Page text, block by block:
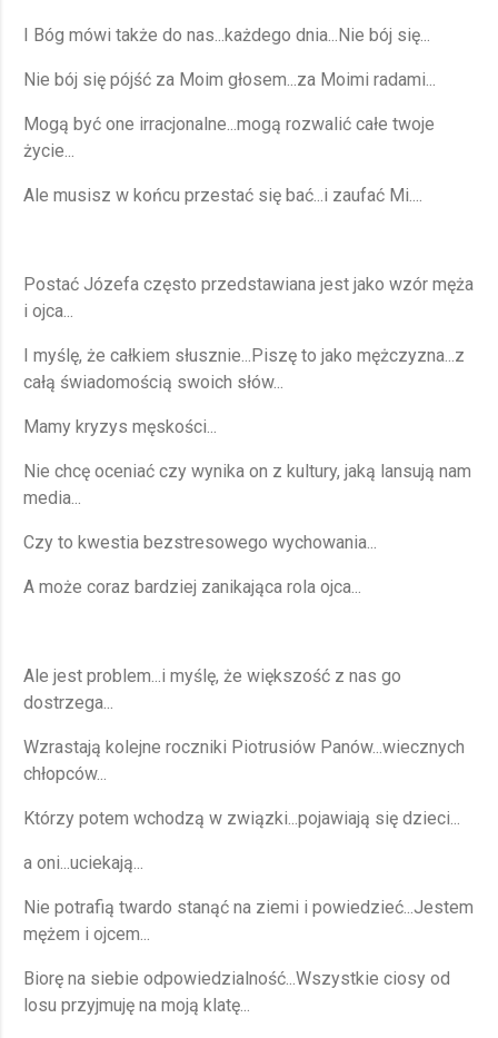
I Bóg mówi także do nas...każdego dnia...Nie bój się...
Nie bój się pójść za Moim głosem...za Moimi radami...
Mogą być one irracjonalne...mogą rozwalić całe twoje
życie...
Ale musisz w końcu przestać się bać...i zaufać Mi....
Postać Józefa często przedstawiana jest jako wzór męża
i ojca...
I myślę, że całkiem słusznie...Piszę to jako mężczyzna...z
całą świadomością swoich słów...
Mamy kryzys męskości...
Nie chcę oceniać czy wynika on z kultury, jaką lansują nam
media...
Czy to kwestia bezstresowego wychowania...
A może coraz bardziej zanikająca rola ojca...
Ale jest problem...i myślę, że większość z nas go
dostrzega...
Wzrastają kolejne roczniki Piotrusiów Panów...wiecznych
chłopców...
Którzy potem wchodzą w związki...pojawiają się dzieci...
a oni...uciekają...
Nie potrafią twardo stanąć na ziemi i powiedzieć...Jestem
mężem i ojcem...
Biorę na siebie odpowiedzialność...Wszystkie ciosy od
losu przyjmuję na moją klatę...